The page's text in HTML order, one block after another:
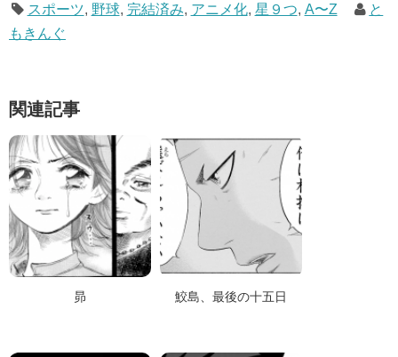
スポーツ, 野球, 完結済み, アニメ化, 星９つ, A〜Z
と
もきんぐ
関連記事
昴 鮫島、最後の十五日